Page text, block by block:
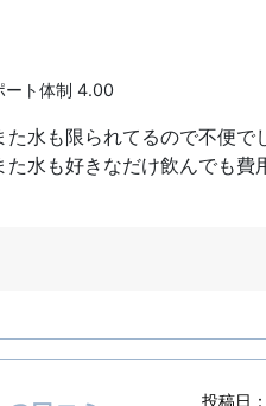
ト体制 4.00
水も限られてるので不便で
水も好きなだけ飲んでも費
投稿日